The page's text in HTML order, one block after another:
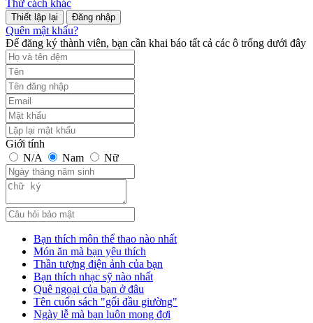
Thử cách khác
Đăng nhập
Quên mật khẩu?
Để đăng ký thành viên, bạn cần khai báo tất cả các ô trống dưới đây
Giới tính
N/A
Nam Nữ
Bạn thích môn thể thao nào nhất
Món ăn mà bạn yêu thích
Thần tượng điện ảnh của bạn
Bạn thích nhạc sỹ nào nhất
Quê ngoại của bạn ở đâu
Tên cuốn sách "gối đầu giường"
Ngày lễ mà bạn luôn mong đợi